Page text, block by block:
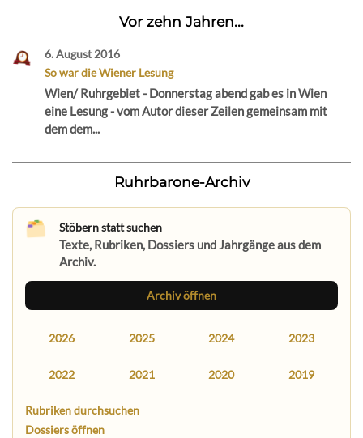
Vor zehn Jahren...
6. August 2016
So war die Wiener Lesung
Wien/ Ruhrgebiet - Donnerstag abend gab es in Wien
eine Lesung - vom Autor dieser Zeilen gemeinsam mit
dem dem...
Ruhrbarone-Archiv
Stöbern statt suchen
Texte, Rubriken, Dossiers und Jahrgänge aus dem
Archiv.
Archiv öffnen
2026 2025 2024 2023
2022 2021 2020 2019
Rubriken durchsuchen
Dossiers öffnen